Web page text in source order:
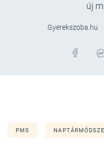
új
Gyerekszoba.hu
PMS